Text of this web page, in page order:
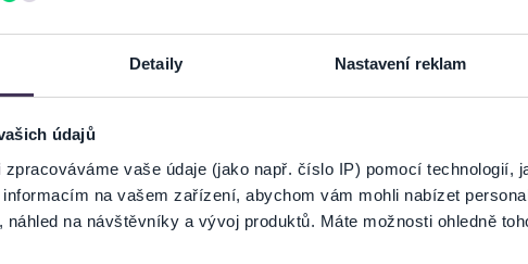
Detaily Nastavení reklam
údajů
zpracováváme vaše údaje (jako např. číslo IP) pomocí technologií,
na vašem zařízení, abychom vám mohli nabízet
náhled na návštěvníky a vývoj produktů. Máte možnosti ohledně
V súlade s obchodnými podmienkami predajnej siete
Túto možnosť môžete využiť do 23. 1. 2026 v mieste
ostávajú v platnosti za pôvodnú cenu. Od 28.1.2026
náklady spojené s novou dramaturgiou koncertu
Richard Müller sa teší na vás v tomto výnimočnom
-----------
Klienti, ktorým zmena nevyhovuje, môžu vrátiť